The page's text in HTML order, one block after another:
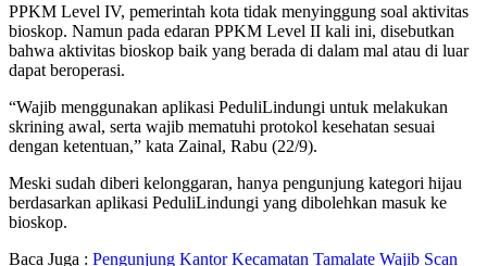
PPKM Level IV, pemerintah kota tidak menyinggung soal aktivitas
bioskop. Namun pada edaran PPKM Level II kali ini, disebutkan
bahwa aktivitas bioskop baik yang berada di dalam mal atau di luar
dapat beroperasi.
“Wajib menggunakan aplikasi PeduliLindungi untuk melakukan
skrining awal, serta wajib mematuhi protokol kesehatan sesuai
dengan ketentuan,” kata Zainal, Rabu (22/9).
Meski sudah diberi kelonggaran, hanya pengunjung kategori hijau
berdasarkan aplikasi PeduliLindungi yang dibolehkan masuk ke
bioskop.
Baca Juga : Pengunjung Kantor Kecamatan Tamalate Wajib Scan